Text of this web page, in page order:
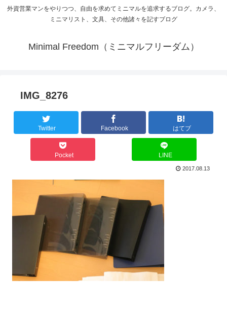
外資営業マンをやりつつ、自由を求めてミニマルを追求するブログ。カメラ、
ミニマリスト、文具、その他諸々を記すブログ
Minimal Freedom（ミニマルフリーダム）
IMG_8276
Twitter Facebook はてブ
Pocket LINE
2017.08.13